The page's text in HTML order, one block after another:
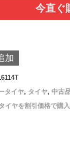
今直ぐ
加
タイヤ, タイヤ, 中古
イヤを割引価格で購